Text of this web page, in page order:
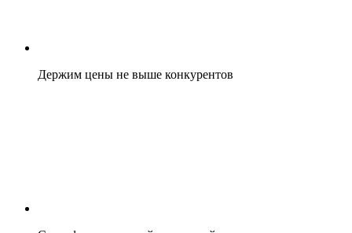
Держим цены не выше конкурентов